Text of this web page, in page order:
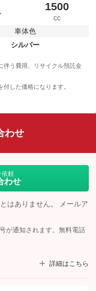
1500
cc
車体色
シルバー
伴う費用、リサイクル預託金
した価格になります。
わせ
依頼
わせ
はありません。 メールア
が通知されます。無料電話
詳細はこちら